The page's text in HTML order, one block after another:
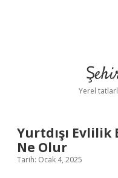
Yerel
Yurtdışı
Ne Olur
Tarih: Ocak 4, 2025